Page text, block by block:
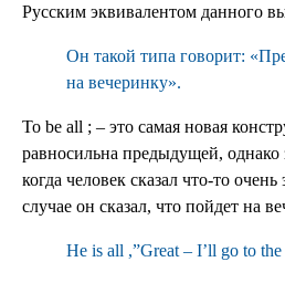
Русским эквивалентом данного
Он такой типа говорит:
на вечеринку».
To be all ; – это самая новая
равносильна предыдущей, однако
когда человек сказал что-то
случае он сказал, что пойдет на
He is all ,”Great – I’ll go to